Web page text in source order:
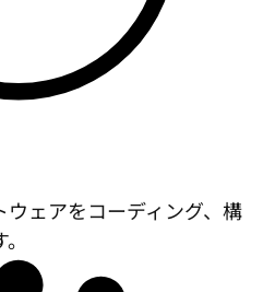
ェアをコーディング、構